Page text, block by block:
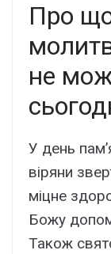
Про
не
У день
віряни
міцне
Божу
Також